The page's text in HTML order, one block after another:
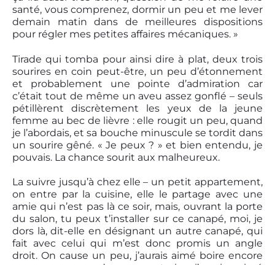
santé, vous comprenez, dormir un peu et me lever
demain matin dans de meilleures dispositions
pour régler mes petites affaires mécaniques. »
Tirade qui tomba pour ainsi dire à plat, deux trois
sourires en coin peut-être, un peu d’étonnement
et probablement une pointe d’admiration car
c’était tout de même un aveu assez gonflé – seuls
pétillèrent discrètement les yeux de la jeune
femme au bec de lièvre : elle rougit un peu, quand
je l’abordais, et sa bouche minuscule se tordit dans
un sourire gêné. « Je peux ? » et bien entendu, je
pouvais. La chance sourit aux malheureux.
La suivre jusqu’à chez elle – un petit appartement,
on entre par la cuisine, elle le partage avec une
amie qui n’est pas là ce soir, mais, ouvrant la porte
du salon, tu peux t’installer sur ce canapé, moi, je
dors là, dit-elle en désignant un autre canapé, qui
fait avec celui qui m’est donc promis un angle
droit. On cause un peu, j’aurais aimé boire encore